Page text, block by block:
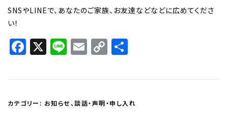
SNSやLINEで、あなたのご家族、お友達などなどに広めてくださ
い！
Facebook
X LineEmail
Copy
Link
カテゴリー: お知らせ、談話・声明・申し入れ